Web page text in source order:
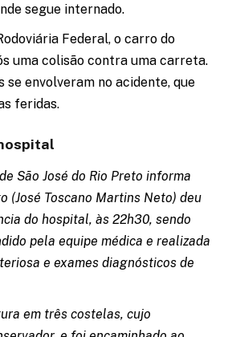
segue internado.
Federal, o carro do
uma colisão contra uma carreta.
se envolveram no acidente, que
feridas.
São José do Rio Preto informa
(José Toscano Martins Neto) deu
do hospital, às 22h30, sendo
pela equipe médica e realizada
e exames diagnósticos de
em três costelas, cujo